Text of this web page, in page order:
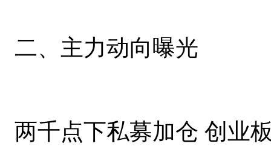
二、主力动向曝光
两千点下私募加仓 创业